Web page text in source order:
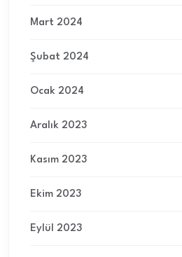
Mart 2024
Şubat 2024
Ocak 2024
Aralık 2023
Kasım 2023
Ekim 2023
Eylül 2023